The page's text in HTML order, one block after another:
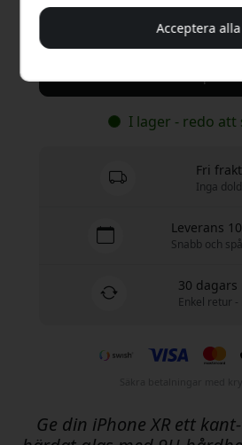
299 SEK
I lager - redo att
Fri
Inga
Leverans
Snabb och
30
Enkel retur
Ge din iPhone XR ett
Acceptera alla